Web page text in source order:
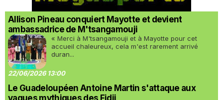
Allison Pineau conquiert Mayotte et devient
ambassadrice de M'tsangamouji
« Merci à M'tsangamouji et à Mayotte pour cet
accueil chaleureux, cela m'est rarement arrivé
duran...
22/06/2026 13:00
Le Guadeloupéen Antoine Martin s'attaque aux
vagues mythiques des Fidji